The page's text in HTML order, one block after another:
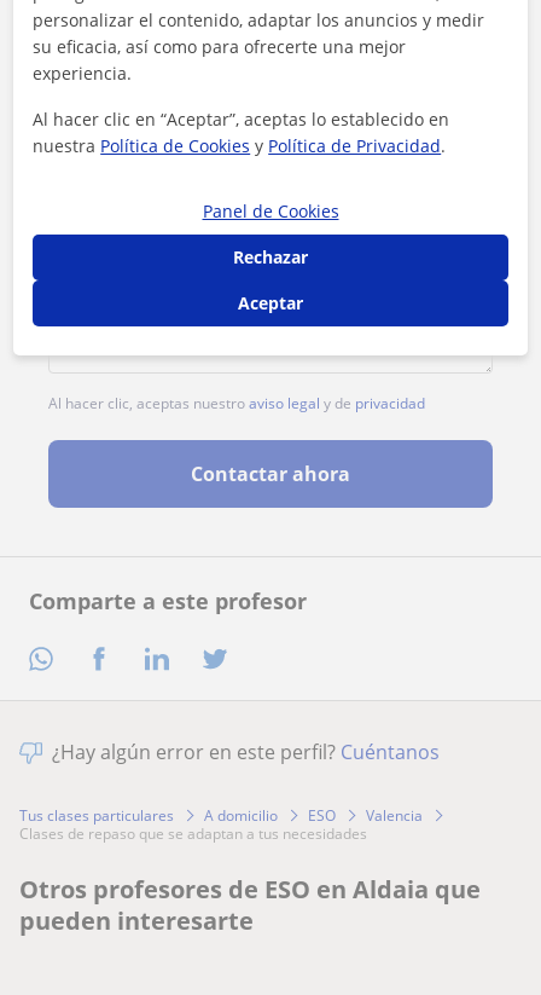
Comparte a este profesor
Al hacer clic, aceptas nuestroaviso legal y de privacidad
Contactar ahora
¿Hay algún error en este perfil? Cuéntanos
Tus clases particulares A domicilio ESO
Valencia
clases de repaso que se adaptan a tus necesidades
Otros profesores de ESO en Aldaia que
pueden interesarte
personalizar el contenido, adaptar los anuncios y medir
su eficacia, así como para ofrecerte una mejor
experiencia.
Al hacer clic en “Aceptar”, aceptas lo establecido en
nuestra Política de Cookies y Política de Privacidad.
Panel de Cookies
Rechazar
Aceptar